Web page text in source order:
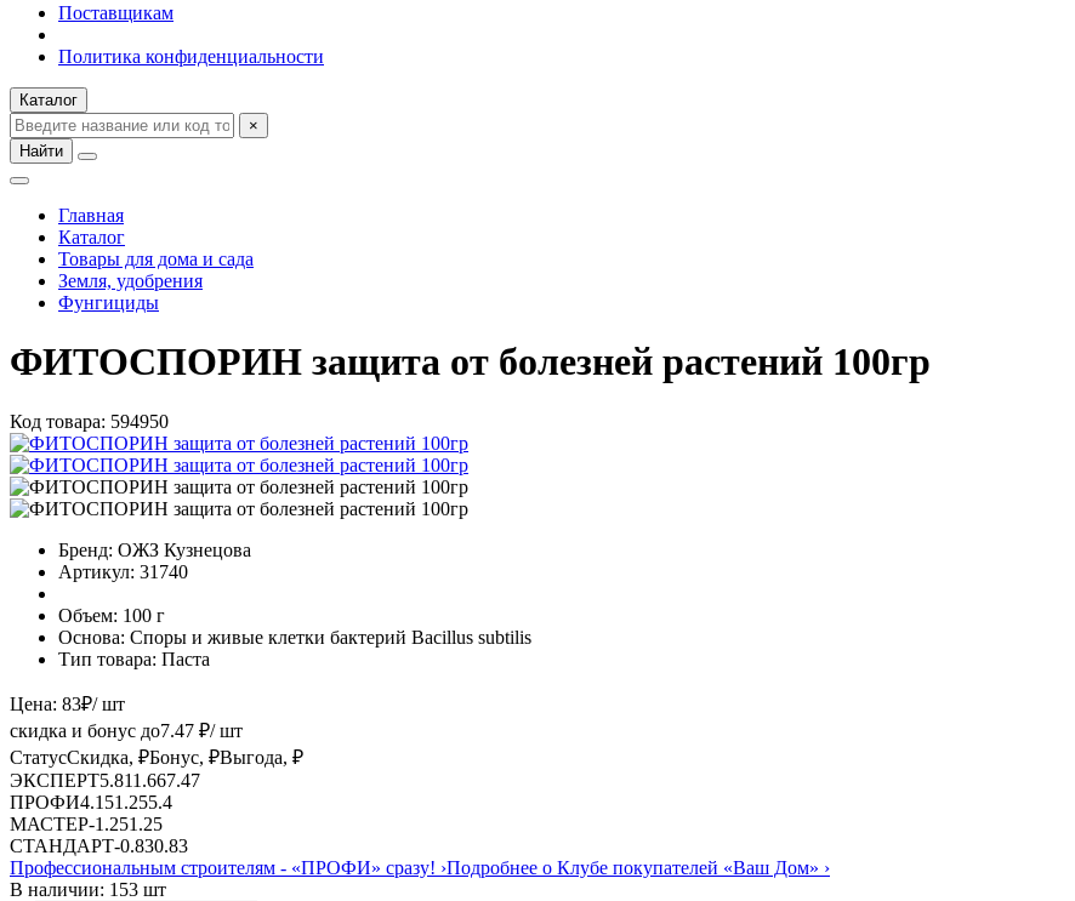
Поставщикам
Политика конфиденциальности
Каталог
×
Найти
Главная
Каталог
Товары для дома и сада
Земля, удобрения
Фунгициды
ФИТОСПОРИН защита от болезней растений 100гр
Код товара: 594950
Бренд: ОЖЗ Кузнецова
Артикул: 31740
Объем: 100 г
Основа: Споры и живые клетки бактерий Bacillus subtilis
Тип товара: Паста
Цена: 83₽/ шт
скидка и бонус до7.47 ₽/ шт
СтатусСкидка, ₽Бонус, ₽Выгода, ₽
ЭКСПЕРТ5.811.667.47
ПРОФИ4.151.255.4
МАСТЕР-1.251.25
СТАНДАРТ-0.830.83
Профессиональным строителям - «ПРОФИ» сразу! ›Подробнее о Клубе покупателей «Ваш Дом» ›
В наличии: 153 шт